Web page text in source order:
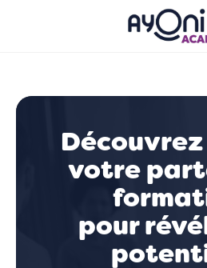
Découvrez
votre
pour